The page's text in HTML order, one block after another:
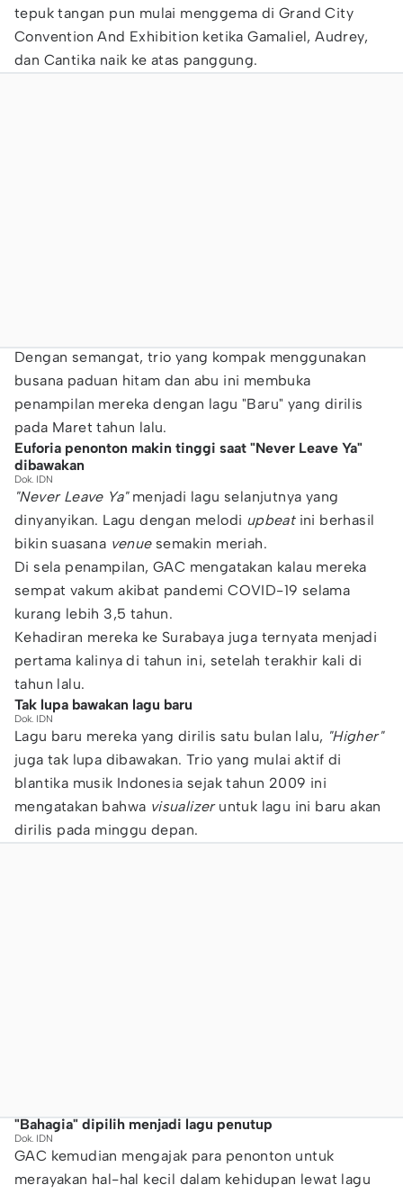
tepuk tangan pun mulai menggema di Grand City
Convention And Exhibition ketika Gamaliel, Audrey,
dan Cantika naik ke atas panggung.
Dengan semangat, trio yang kompak menggunakan
busana paduan hitam dan abu ini membuka
penampilan mereka dengan lagu "Baru" yang dirilis
pada Maret tahun lalu.
Euforia penonton makin tinggi saat "Never Leave Ya"
dibawakan
Dok. IDN
"Never Leave Ya"menjadi lagu selanjutnya yang
dinyanyikan. Lagu dengan melodi upbeatini berhasil
bikin suasana venuesemakin meriah.
Di sela penampilan, GAC mengatakan kalau mereka
sempat vakum akibat pandemi COVID-19 selama
kurang lebih 3,5 tahun.
Kehadiran mereka ke Surabaya juga ternyata menjadi
pertama kalinya di tahun ini, setelah terakhir kali di
tahun lalu.
Tak lupa bawakan lagu baru
Dok. IDN
Lagu baru mereka yang dirilis satu bulan lalu, "Higher"
juga tak lupa dibawakan. Trio yang mulai aktif di
blantika musik Indonesia sejak tahun 2009 ini
mengatakan bahwa visualizeruntuk lagu ini baru akan
dirilis pada minggu depan.
"Bahagia" dipilih menjadi lagu penutup
Dok. IDN
GAC kemudian mengajak para penonton untuk
merayakan hal-hal kecil dalam kehidupan lewat lagu